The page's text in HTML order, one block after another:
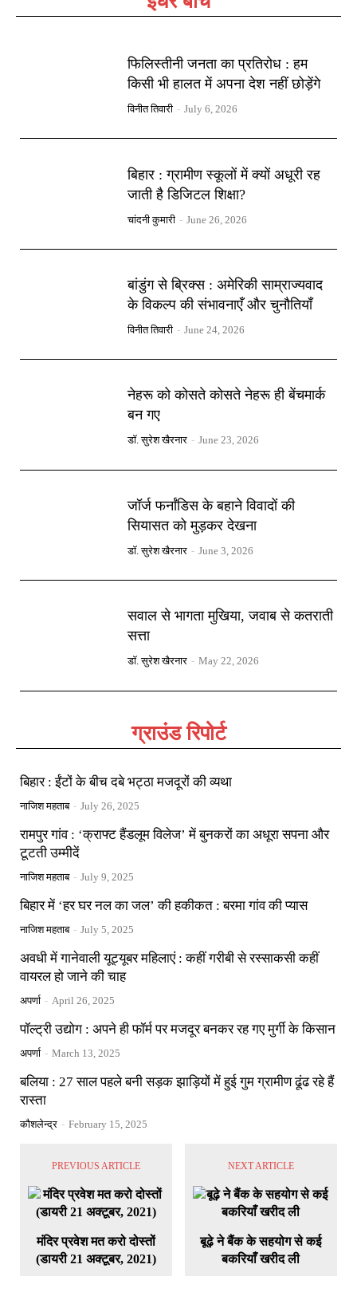
फिलिस्तीनी जनता का प्रतिरोध : हम
किसी भी हालत में अपना देश नहीं छोड़ेंगे
विनीत तिवारी - July 6, 2026
बिहार : ग्रामीण स्कूलों में क्यों अधूरी रह
जाती है डिजिटल शिक्षा?
चांदनी कुमारी - June 26, 2026
बांडुंग से ब्रिक्स : अमेरिकी साम्राज्यवाद
के विकल्प की संभावनाएँ और चुनौतियाँ
विनीत तिवारी - June 24, 2026
नेहरू को कोसते कोसते नेहरू ही बेंचमार्क
बन गए
डॉ. सुरेश खैरनार - June 23, 2026
जॉर्ज फर्नांडिस के बहाने विवादों की
सियासत को मुड़कर देखना
डॉ. सुरेश खैरनार - June 3, 2026
सवाल से भागता मुखिया, जवाब से कतराती
सत्ता
डॉ. सुरेश खैरनार - May 22, 2026
ग्राउंड रिपोर्ट
बिहार : ईंटों के बीच दबे भट्ठा मजदूरों की व्यथा
नाजिश महताब - July 26, 2025
रामपुर गांव : ‘क्राफ्ट हैंडलूम विलेज’ में बुनकरों का अधूरा सपना और
टूटती उम्मीदें
नाजिश महताब - July 9, 2025
बिहार में ‘हर घर नल का जल’ की हकीकत : बरमा गांव की प्यास
नाजिश महताब - July 5, 2025
अवधी में गानेवाली यूट्यूबर महिलाएं : कहीं गरीबी से रस्साकसी कहीं
वायरल हो जाने की चाह
अपर्णा - April 26, 2025
पॉल्ट्री उद्योग : अपने ही फॉर्म पर मजदूर बनकर रह गए मुर्गी के किसान
अपर्णा - March 13, 2025
बलिया : 27 साल पहले बनी सड़क झाड़ियों में हुई गुम ग्रामीण ढूंढ रहे हैं
रास्ता
कौशलेन्द्र - February 15, 2025
PREVIOUS ARTICLE
मंदिर प्रवेश मत करो दोस्तों
(डायरी 21 अक्टूबर, 2021)
NEXT ARTICLE
बूढ़े ने बैंक के सहयोग से कई
बकरियाँ खरीद ली